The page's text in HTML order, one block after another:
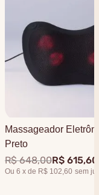
Massageador
Preto
R$ 648,00R$ 615,60
Ou 6 x de R$ 102,60 sem